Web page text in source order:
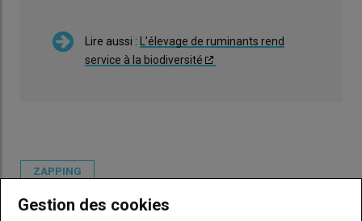
Lire aussi :
L’élevage de ruminants rend
service à la biodiversité
ZAPPING
GAZ À EFFET DE SERRE
Gestion des cookies